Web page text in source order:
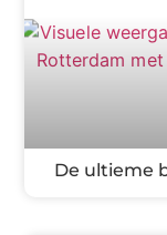
De ultieme